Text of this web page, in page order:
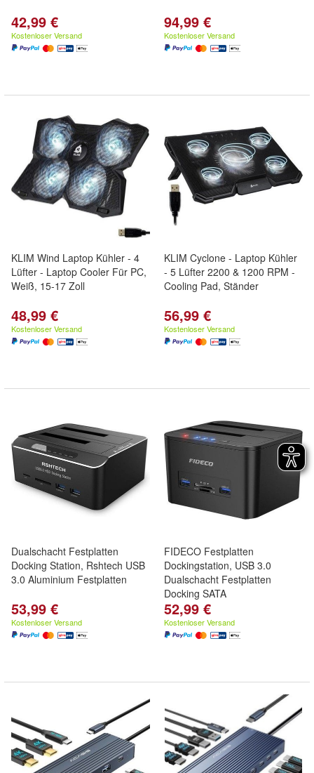
42,99 €
Kostenloser Versand
94,99 €
Kostenloser Versand
KLIM Wind Laptop Kühler - 4
Lüfter - Laptop Cooler Für PC,
Weiß, 15-17 Zoll
48,99 €
Kostenloser Versand
KLIM Cyclone - Laptop Kühler
- 5 Lüfter 2200 & 1200 RPM -
Cooling Pad, Ständer
56,99 €
Kostenloser Versand
Dualschacht Festplatten
Docking Station, Rshtech USB
3.0 Aluminium Festplatten
53,99 €
Kostenloser Versand
FIDECO Festplatten
Dockingstation, USB 3.0
Dualschacht Festplatten
Docking SATA
52,99 €
Kostenloser Versand